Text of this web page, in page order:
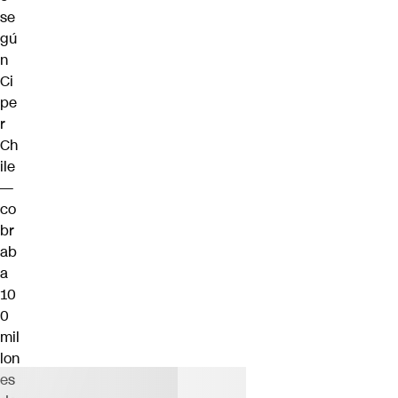
se
gú
n
Ci
pe
r
Ch
ile
—
co
br
ab
a
10
0
mil
lon
es